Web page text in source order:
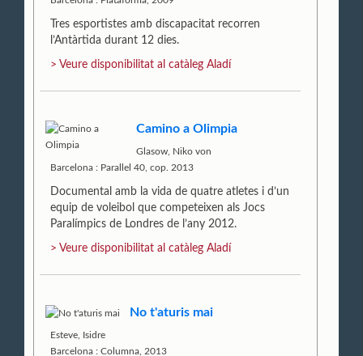
Tres esportistes amb discapacitat recorren
l’Antàrtida durant 12 dies.
> Veure disponibilitat al catàleg Aladí
Camino a Olimpia
Glasow, Niko von
Barcelona : Parallel 40, cop. 2013
Documental amb la vida de quatre atletes i d’un
equip de voleibol que competeixen als Jocs
Paralímpics de Londres de l’any 2012.
> Veure disponibilitat al catàleg Aladí
No t'aturis mai
Esteve, Isidre
Barcelona : Columna, 2013